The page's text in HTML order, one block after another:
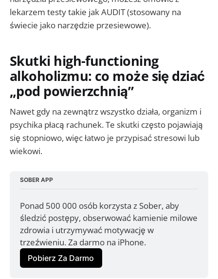
lekarzem testy takie jak AUDIT (stosowany na
świecie jako narzędzie przesiewowe).
Skutki high-functioning
alkoholizmu: co może się dziać
„pod powierzchnią”
Nawet gdy na zewnątrz wszystko działa, organizm i
psychika płacą rachunek. Te skutki często pojawiają
się stopniowo, więc łatwo je przypisać stresowi lub
wiekowi.
SOBER APP
Ponad 500 000 osób korzysta z Sober, aby
śledzić postępy, obserwować kamienie milowe
zdrowia i utrzymywać motywację w
trzeźwieniu. Za darmo na iPhone.
Pobierz Za Darmo